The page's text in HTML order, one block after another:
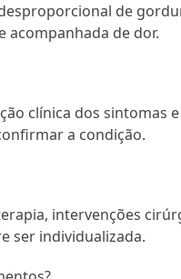
de
acompanhada de dor.
clínica dos sintomas
a condição.
intervenções
ser individualizada.